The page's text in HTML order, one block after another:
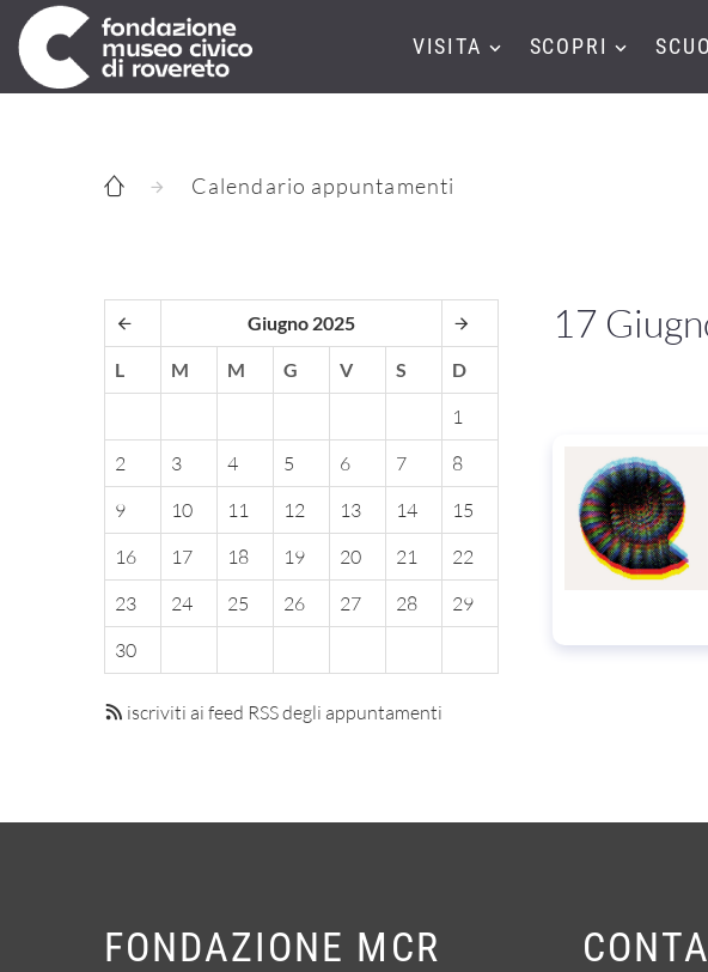
VISITA SCOPRI
Calendario appuntamenti
Giugno 2025
L M M G V S D
1
2
3 4 5 6 7
8
9
10 11 12 13 14
15
16
17 18 19 20 21
22
23
24 25 26 27 28
29
30
iscriviti ai feed RSS degli appuntamenti
17
FONDAZIONE MCR